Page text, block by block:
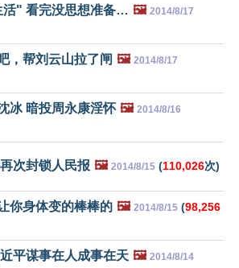
活" 看完没思想准备… 🖼️ 2014/8/17
，帮刘云山拉了闸 🖼️ 2014/8/17
冰 暗投周永康淫怀 🖼️ 2014/8/16
次封锁人民报 🖼️ 2014/8/15 (110,026次)
你身体变的棒棒的 🖼️ 2014/8/15 (98,256
平谋事在人成事在天 🖼️ 2014/8/14